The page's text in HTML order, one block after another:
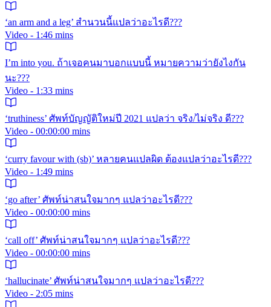
‘an arm and a leg’ สำนวนนี้แปลว่าอะไรดี???
Video - 1:46 mins
I’m into you. ถ้าเจอคนมาบอกแบบนี้ หมายความว่ายังไงกัน
นะ???
Video - 1:33 mins
‘truthiness’ ศัพท์บัญญัติใหม่ปี 2021 แปลว่า จริง/ไม่จริง ดี???
Video - 00:00:00 mins
‘curry favour with (sb)’ หลายคนแปลผิด ต้องแปลว่าอะไรดี???
Video - 1:49 mins
‘go after’ ศัพท์น่าสนใจมากๆ แปลว่าอะไรดี???
Video - 00:00:00 mins
‘call off’ ศัพท์น่าสนใจมากๆ แปลว่าอะไรดี???
Video - 00:00:00 mins
‘hallucinate’ ศัพท์น่าสนใจมากๆ แปลว่าอะไรดี???
Video - 2:05 mins